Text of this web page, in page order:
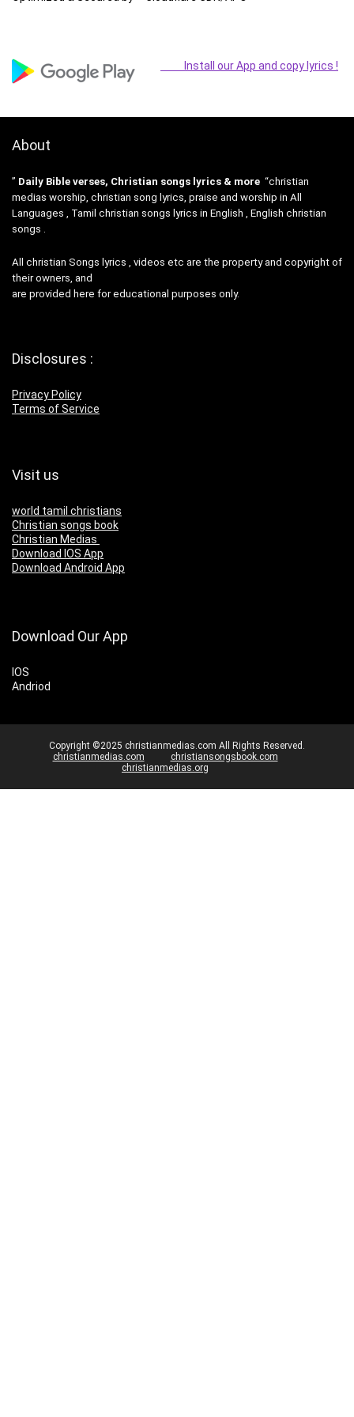
Install our App and copy lyrics !
About
” Daily Bible verses, Christian songs lyrics & more “christian
medias worship, christian song lyrics, praise and worship in All
Languages , Tamil christian songs lyrics in English , English christian
songs .
All christian Songs lyrics , videos etc are the property and copyright of
their owners, and
are provided here for educational purposes only.
Disclosures :
Privacy Policy
Terms of Service
Visit us
world tamil christians
Christian songs book
Christian Medias
Download IOS App
Download Android App
Download Our App
IOS
Andriod
Copyright ©2025 christianmedias.com All Rights Reserved.
christianmedias.com
christiansongsbook.com
christianmedias.org